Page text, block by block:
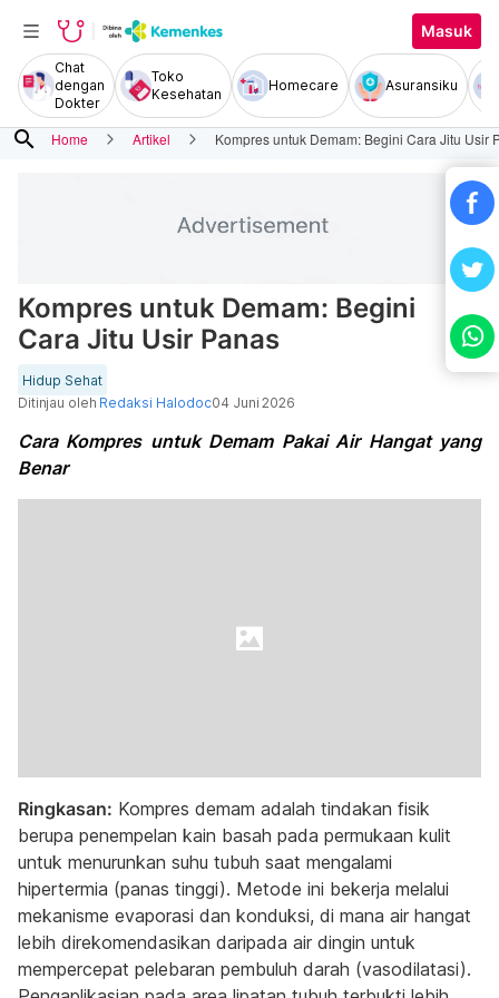
Masuk
Chat
dengan
Dokter
Toko
Kesehatan
Homecare Asuransiku
search Home Artikel Kompres untuk Demam: Begini Cara Jitu Usir
Kompres untuk Demam: Begini
Cara Jitu Usir Panas
Hidup Sehat
Ditinjau oleh Redaksi Halodoc04 Juni 2026
Cara Kompres untuk Demam Pakai Air Hangat yang
Benar
Ringkasan: Kompres demam adalah tindakan fisik
berupa penempelan kain basah pada permukaan kulit
untuk menurunkan suhu tubuh saat mengalami
hipertermia (panas tinggi). Metode ini bekerja melalui
mekanisme evaporasi dan konduksi, di mana air hangat
lebih direkomendasikan daripada air dingin untuk
mempercepat pelebaran pembuluh darah (vasodilatasi).